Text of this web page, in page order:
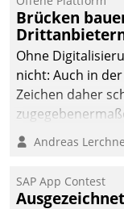
gemeinsam mit
Teilprozess der
Brücken
Ohne
nicht: Auch in
Zeichen daher
Branchen.
Andreas
SAP App Contest